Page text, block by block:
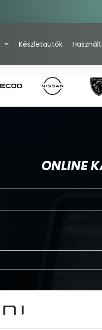
Készletautók
ONLINE